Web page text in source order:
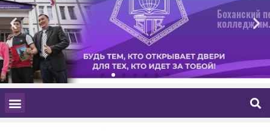
Боханский педагогический
колледж им. Д. Банзарова